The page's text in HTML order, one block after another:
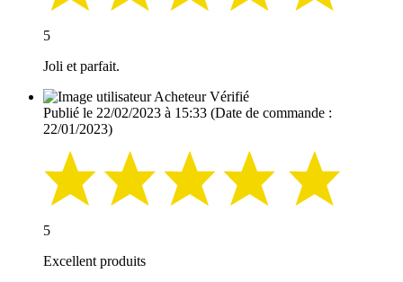
5
Joli et parfait.
Acheteur Vérifié
Publié le 22/02/2023 à 15:33 (Date de commande :
22/01/2023)
5
Excellent produits